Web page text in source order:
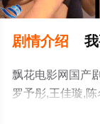
剧情介绍
飘花电影网国产
罗予彤,王佳璇,
汪芦云,栾竣淏,